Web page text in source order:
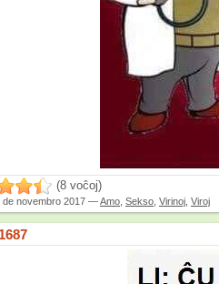
(8 voĉoj)
de novembro 2017 —Amo Sekso Virinoj Viroj